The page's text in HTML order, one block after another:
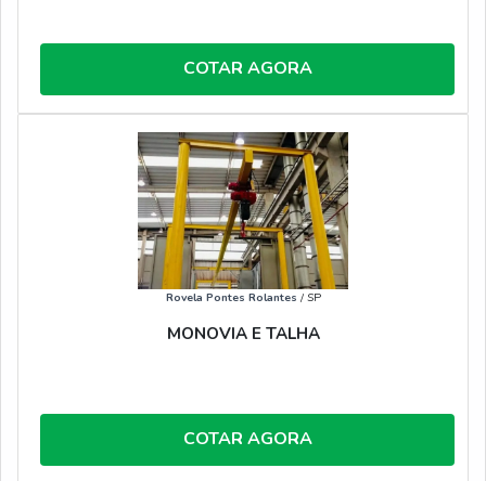
COTAR AGORA
Rovela Pontes Rolantes / SP
MONOVIA E TALHA
COTAR AGORA